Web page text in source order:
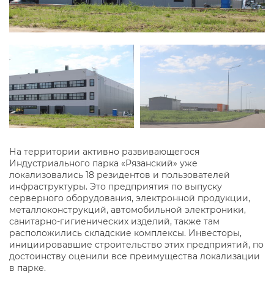
На территории активно развивающегося
Индустриального парка «Рязанский» уже
локализовались 18 резидентов и пользователей
инфраструктуры. Это предприятия по выпуску
серверного оборудования, электронной продукции,
металлоконструкций, автомобильной электроники,
санитарно-гигиенических изделий, также там
расположились складские комплексы. Инвесторы,
инициировавшие строительство этих предприятий, по
достоинству оценили все преимущества локализации
в парке.